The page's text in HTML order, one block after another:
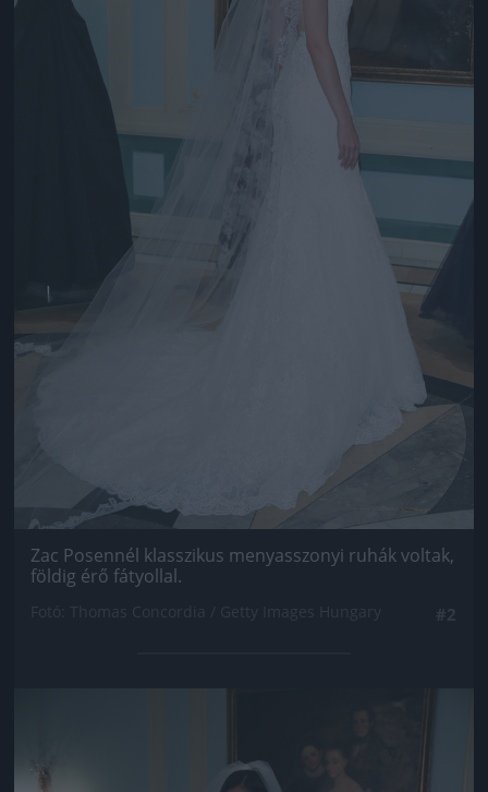
Zac Posennél klasszikus menyasszonyi ruhák voltak,
földig érő fátyollal.